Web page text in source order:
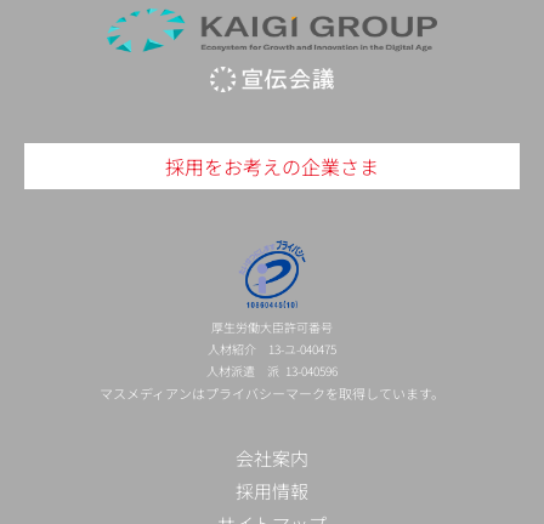
採用をお考えの企業さま
厚生労働大臣許可番号
人材紹介 13-ユ-040475
人材派遣 派 13-040596
マスメディアンはプライバシーマークを取得しています。
会社案内
採用情報